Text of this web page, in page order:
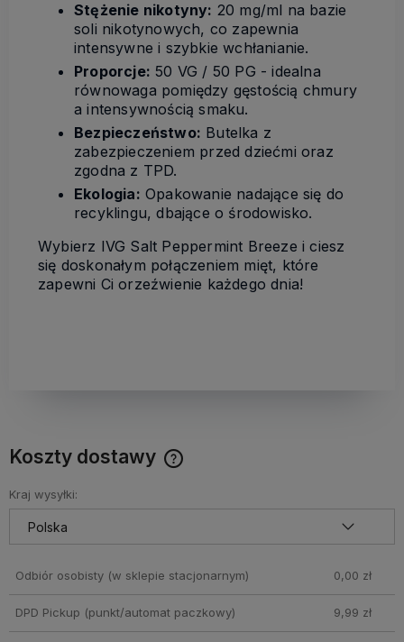
Stężenie nikotyny: 20 mg/ml na bazie
soli nikotynowych, co zapewnia
intensywne i szybkie wchłanianie.
Proporcje: 50 VG / 50 PG - idealna
równowaga pomiędzy gęstością chmury
a intensywnością smaku.
Bezpieczeństwo: Butelka z
zabezpieczeniem przed dziećmi oraz
zgodna z TPD.
Ekologia: Opakowanie nadające się do
recyklingu, dbające o środowisko.
Wybierz IVG Salt Peppermint Breeze i ciesz
się doskonałym połączeniem mięt, które
zapewni Ci orzeźwienie każdego dnia!
Koszty dostawy
Kraj wysyłki:
Odbiór osobisty(w sklepie stacjonarnym) 0,00 zł
DPD Pickup (punkt/automat paczkowy) 9,99 zł